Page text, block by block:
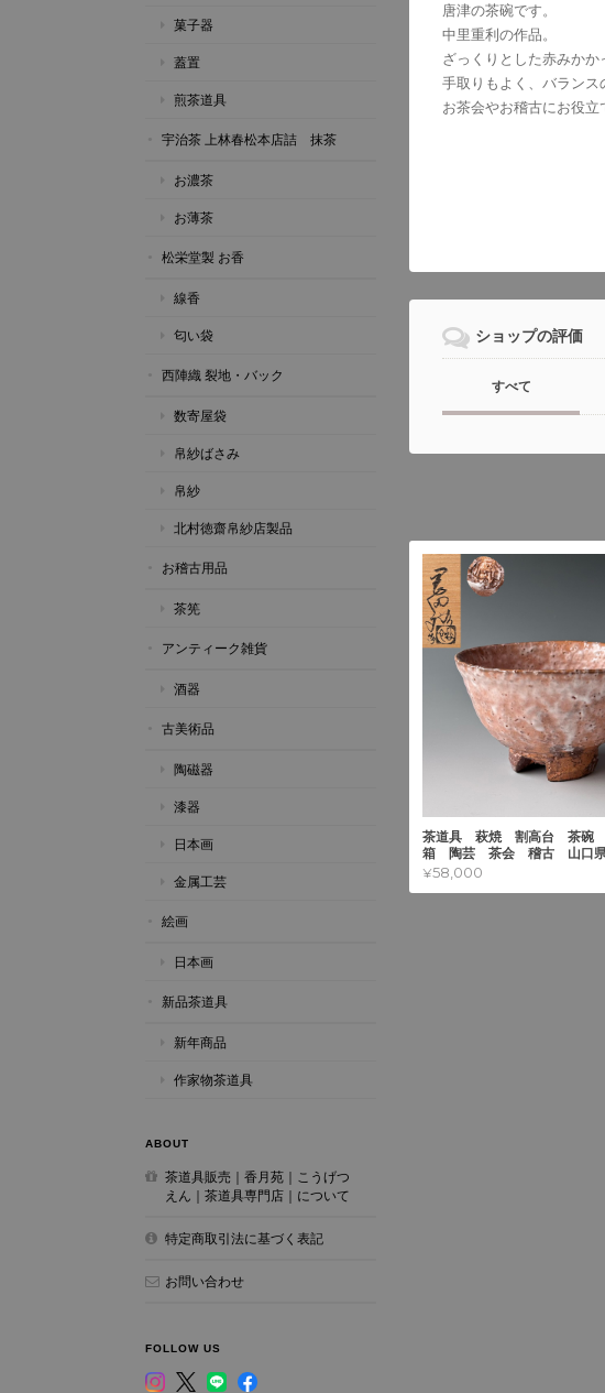
唐津の茶碗です。
中里重利の作品。
ざっくりとした赤みかか
手取りもよく、バランス
お茶会やお稽古にお役立
ショップの評価
すべて
茶道具 萩焼 割高台 茶碗
箱 陶芸 茶会 稽古 山口
¥58,000
菓子器
蓋置
煎茶道具
宇治茶 上林春松本店詰 抹茶
お濃茶
お薄茶
松栄堂製 お香
線香
匂い袋
西陣織 裂地・バック
数寄屋袋
帛紗ばさみ
帛紗
北村徳齋帛紗店製品
お稽古用品
茶筅
アンティーク雑貨
酒器
古美術品
陶磁器
漆器
日本画
金属工芸
絵画
日本画
新品茶道具
新年商品
作家物茶道具
ABOUT
茶道具販売｜香月苑｜こうげつ
えん｜茶道具専門店｜について
特定商取引法に基づく表記
お問い合わせ
FOLLOW US